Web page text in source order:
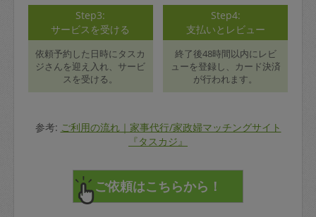
Step3:
サービスを受ける
依頼予約した日時にタスカ
ジさんを迎え入れ、サービ
スを受ける。
Step4:
支払いとレビュー
終了後48時間以内にレビ
ューを登録し、カード決済
が行われます。
参考: ご利用の流れ｜家事代行/家政婦マッチングサイト
『タスカジ』